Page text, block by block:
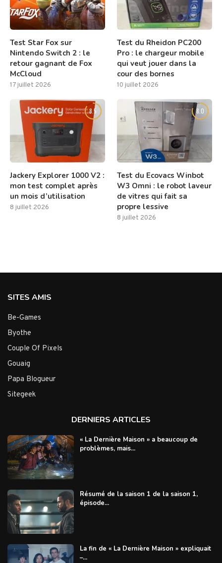
Test Star Fox sur
Nintendo Switch 2 : le
retour gagnant de Fox
McCloud
17 juillet 2026
Test du Rheidon PC200
Pro : le chargeur mobile
qui veut jouer dans la
cour des bornes
10 juillet 2026
8.5
Jackery Explorer 1000 V2 :
mon test complet après
un mois d’utilisation
8 juillet 2026
8.0
Test du Ecovacs Winbot
W3 Omni : le robot laveur
de vitres qui fait sa
propre lessive
8 juillet 2026
SITES AMIS
Be-Games
Byothe
Couple Of Pixels
Gouaig
Papa Blogueur
Sitegeek
DERNIERS ARTICLES
« La Dernière Maison » a beaucoup de
problèmes, mais...
Résumé de la saison 1 de la saison 1,
épisode...
La fin de « La Dernière Maison » expliquait
–...